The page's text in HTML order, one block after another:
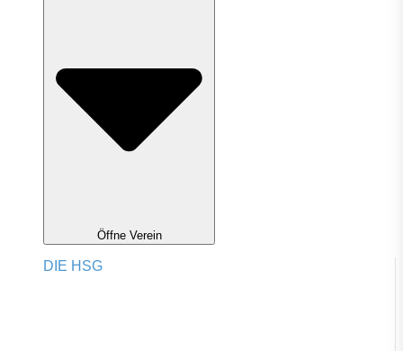
Öffne Verein
DIE HSG